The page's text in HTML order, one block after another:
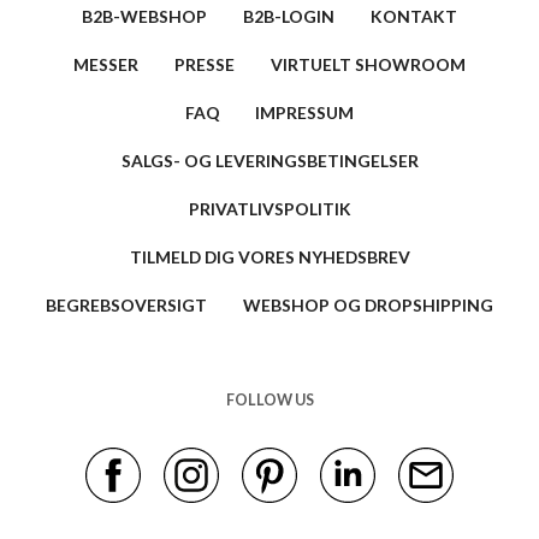
B2B-WEBSHOP B2B-LOGIN KONTAKT
MESSER PRESSE VIRTUELT SHOWROOM
FAQ IMPRESSUM
SALGS- OG LEVERINGSBETINGELSER
PRIVATLIVSPOLITIK
TILMELD DIG VORES NYHEDSBREV
BEGREBSOVERSIGT WEBSHOP OG DROPSHIPPING
FOLLOW US